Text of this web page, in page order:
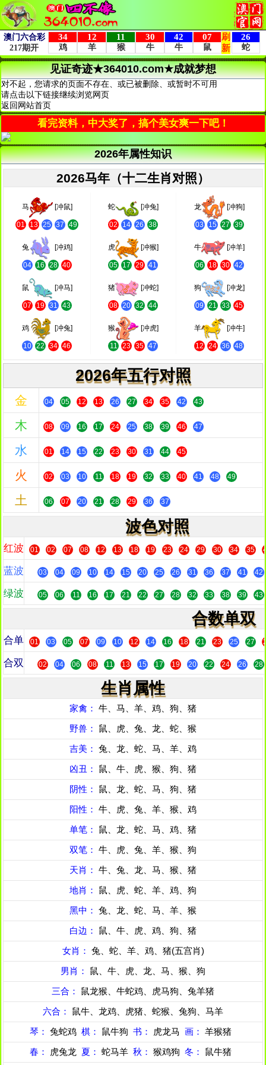
见证奇迹★364010.com★成就梦想
对不起，您请求的页面不存在、或已被删除、或暂时不可用
请点击以下链接继续浏览网页
返回网站首页
看完资料，中大奖了，搞个美女爽一下吧！
2026年属性知识
2026马年（十二生肖对照）
马 [冲鼠]
01 13 25 37 49
蛇 [冲兔]
02 14 26 38
龙 [冲狗]
03 15 27 39
兔 [冲鸡]
04 16 28 40
虎 [冲猴]
05 17 29 41
牛 [冲羊]
06 18 30 42
鼠 [冲马]
07 19 31 43
猪 [冲蛇]
08 20 32 44
狗 [冲龙]
09 21 33 45
鸡 [冲兔]
10 22 34 46
猴 [冲虎]
11 23 35 47
羊 [冲牛]
12 24 36 48
2026年五行对照
金 04 05 12 13 26 27 34 35 42 43
木 08 09 16 17 24 25 38 39 46 47
水 01 14 15 22 23 30 31 44 45
火 02 03 10 11 18 19 32 33 40 41 48 49
土 06 07 20 21 28 29 36 37
波色对照
红波 01 02 07 08 12 13 18 19 23 24 29 30 34 35
蓝波 03 04 09 10 14 15 20 25 26 31 36 37 41 42
绿波 05 06 11 16 17 21 22 27 28 32 33 38 39 43
合数单双
合单 01 03 05 07 09 10 12 14 16 18 21 23 25 27
合双 02 04 06 08 11 13 15 17 19 20 22 24 26 28
生肖属性
家禽： 牛、马、羊、鸡、狗、猪
野兽： 鼠、虎、兔、龙、蛇、猴
吉美： 兔、龙、蛇、马、羊、鸡
凶丑： 鼠、牛、虎、猴、狗、猪
阴性： 鼠、龙、蛇、马、狗、猪
阳性： 牛、虎、兔、羊、猴、鸡
单笔： 鼠、龙、蛇、马、鸡、猪
双笔： 牛、虎、兔、羊、猴、狗
天肖： 牛、兔、龙、马、猴、猪
地肖： 鼠、虎、蛇、羊、鸡、狗
黑中： 兔、龙、蛇、马、羊、猴
白边： 鼠、牛、虎、鸡、狗、猪
女肖： 兔、蛇、羊、鸡、猪(五宫肖)
男肖： 鼠、牛、虎、龙、马、猴、狗
三合： 鼠龙猴、牛蛇鸡、虎马狗、兔羊猪
六合： 鼠牛、龙鸡、虎猪、蛇猴、兔狗、马羊
琴： 兔蛇鸡 棋： 鼠牛狗 书： 虎龙马 画： 羊猴猪
春：
虎兔龙 夏： 蛇马羊 秋： 猴鸡狗 冬： 鼠牛猪